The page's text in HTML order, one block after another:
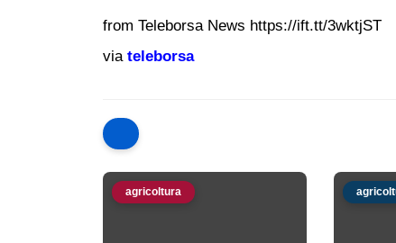
from Teleborsa News https://ift.tt/3wktjST
via teleborsa
agricoltura